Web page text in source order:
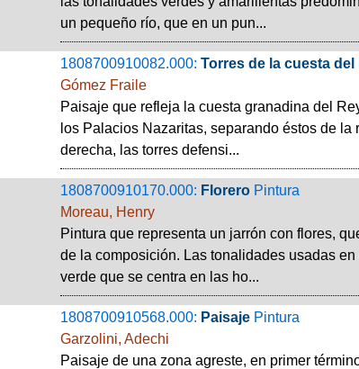
un pequeño río, que en un pun...
1808700910082.000: Torres de la cuesta del
Gómez Fraile
Paisaje que refleja la cuesta granadina del
los Palacios Nazaritas, separando éstos de
derecha, las torres defensi...
1808700910170.000: Florero Pintura
Moreau, Henry
Pintura que representa un jarrón con flores,
de la composición. Las tonalidades usadas
verde que se centra en las ho...
1808700910568.000: Paisaje Pintura
Garzolini, Adechi
Paisaje de una zona agreste, en primer